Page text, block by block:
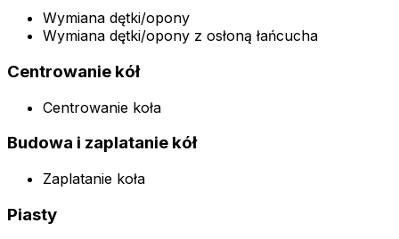
Wymiana dętki/opony
Wymiana dętki/opony z osłoną łańcucha
Centrowanie kół
Centrowanie koła
Budowa i zaplatanie kół
Zaplatanie koła
Piasty